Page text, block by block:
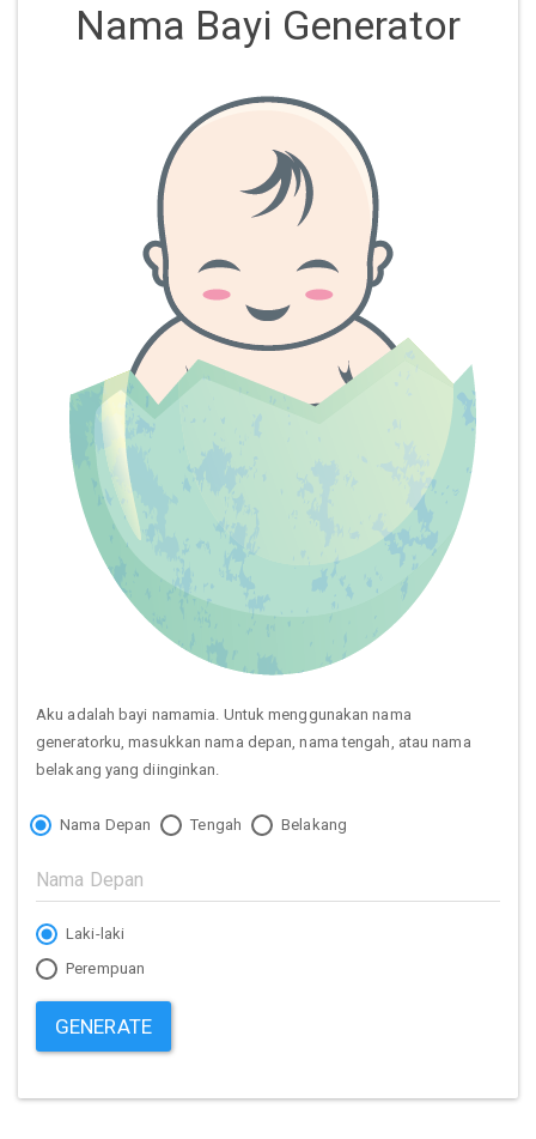
Nama Bayi Generator
Aku adalah bayi namamia. Untuk menggunakan nama
generatorku, masukkan nama depan, nama tengah, atau nama
belakang yang diinginkan.
Nama Depan Tengah Belakang
Laki-laki
Perempuan
GENERATE